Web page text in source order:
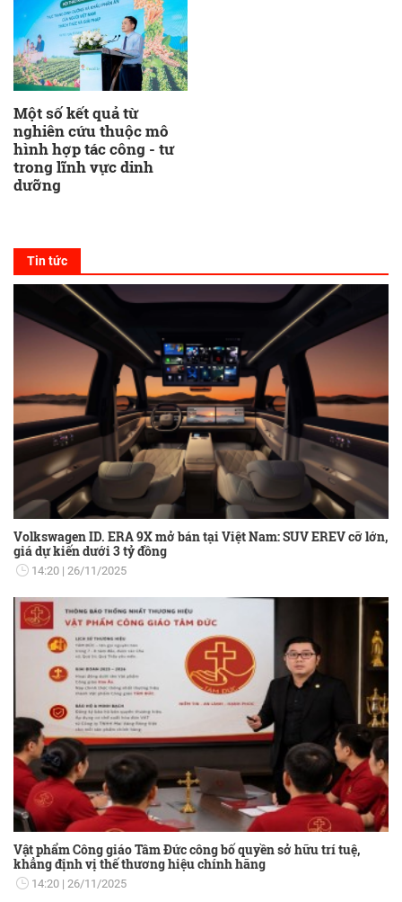
Một số kết quả từ
nghiên cứu thuộc mô
hình hợp tác công - tư
trong lĩnh vực dinh
dưỡng
Tin tức
Volkswagen ID. ERA 9X mở bán tại Việt Nam: SUV EREV cỡ lớn,
giá dự kiến dưới 3 tỷ đồng
14:20 26/11/2025
Vật phẩm Công giáo Tâm Đức công bố quyền sở hữu trí tuệ,
khẳng định vị thế thương hiệu chính hãng
14:20 26/11/2025